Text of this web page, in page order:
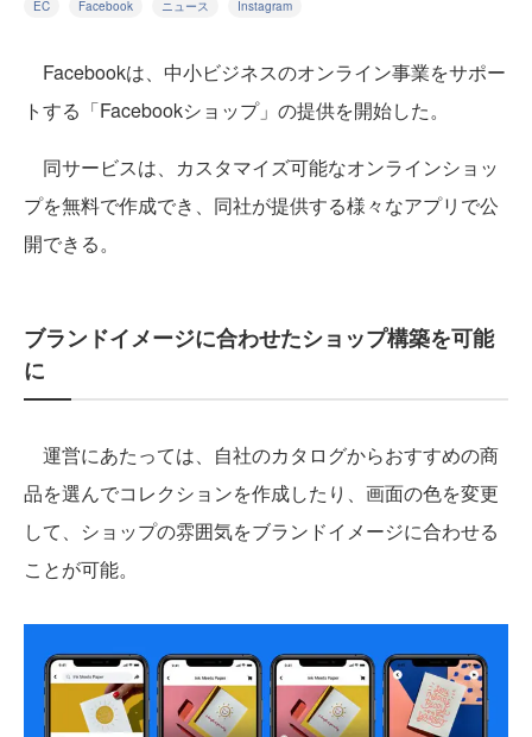
EC Facebook ニュース Instagram
Facebookは、中小ビジネスのオンライン事業をサポー
トする「Facebookショップ」の提供を開始した。
同サービスは、カスタマイズ可能なオンラインショッ
プを無料で作成でき、同社が提供する様々なアプリで公
開できる。
ブランドイメージに合わせたショップ構築を可能
に
運営にあたっては、自社のカタログからおすすめの商
品を選んでコレクションを作成したり、画面の色を変更
して、ショップの雰囲気をブランドイメージに合わせる
ことが可能。